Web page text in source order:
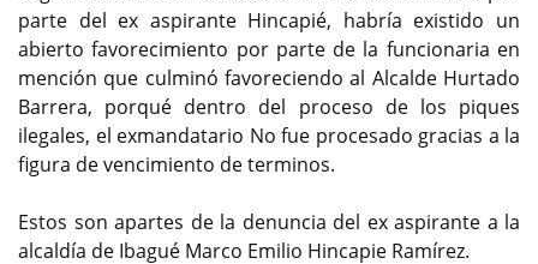
parte del ex aspirante Hincapié, habría existido un
abierto favorecimiento por parte de la funcionaria en
mención que culminó favoreciendo al Alcalde Hurtado
Barrera, porqué dentro del proceso de los piques
ilegales, el exmandatario No fue procesado gracias a la
figura de vencimiento de terminos.
Estos son apartes de la denuncia del ex aspirante a la
alcaldía de Ibagué Marco Emilio Hincapie Ramírez.